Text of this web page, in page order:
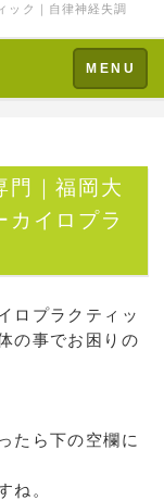
ック｜自律神経失調
Toggle
navigation
MENU
門｜福岡大
カイロプラ
ロプラクティッ
の事でお困りの
たら下の空欄に
ね。